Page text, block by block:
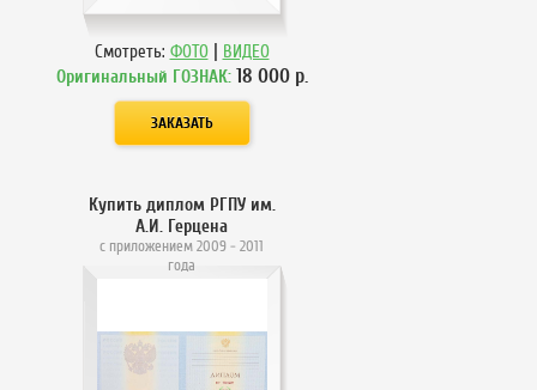
Смотреть: ФОТО | ВИДЕО
Оригинальный ГОЗНАК: 18 000р.
Купить диплом РГПУ им.
А.И. Герцена
с приложением 2009 - 2011
года